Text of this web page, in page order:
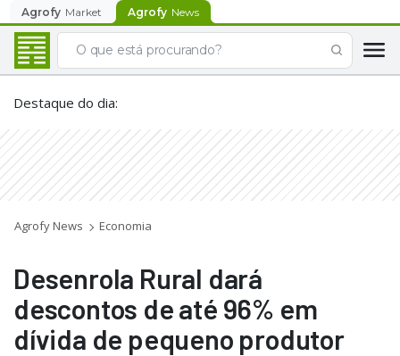
Agrofy Market Agrofy News
Destaque do dia:
Agrofy News Economia
Desenrola Rural dará
descontos de até 96% em
dívida de pequeno produtor